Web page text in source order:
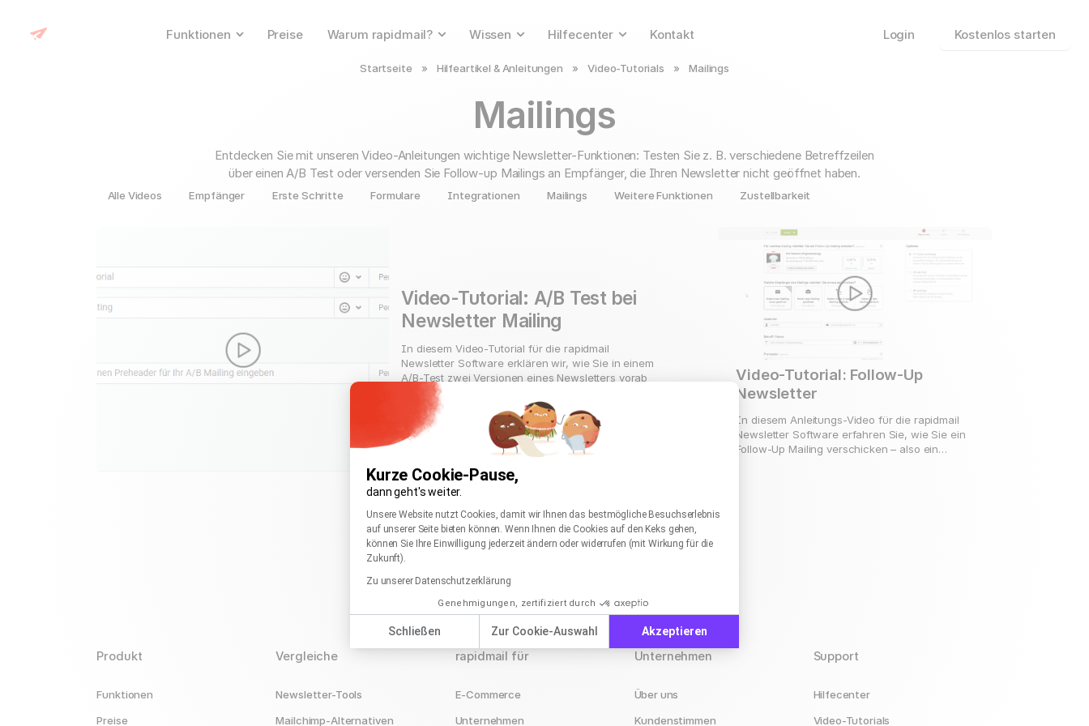
Kurze Cookie-Pause,
dann geht's weiter.
Einwilligungsmanagementplattform: Passen Sie Ihre Optionen an
Unsere Website nutzt Cookies, damit wir Ihnen das bestmögliche Besuchserlebnis
auf unserer Seite bieten können. Wenn Ihnen die Cookies auf den Keks gehen,
können Sie Ihre Einwilligung jederzeit ändern oder widerrufen (mit Wirkung für die
Zukunft).
Zu unserer Datenschutzerklärung
Genehmigungen, zertifiziert durch
Schließen Zur Cookie-Auswahl Akzeptieren
Axeptio consent
Funktionen Preise Warum rapidmail? Wissen Hilfecenter Kontakt Login Kostenlos starten
Startseite » Hilfeartikel & Anleitungen » Video-Tutorials » Mailings
Mailings
Entdecken Sie mit unseren Video-Anleitungen wichtige Newsletter-Funktionen: Testen Sie z. B. verschiedene Betreffzeilen
über einen A/B Test oder versenden Sie Follow-up Mailings an Empfänger, die Ihren Newsletter nicht geöffnet haben.
Alle Videos Empfänger Erste Schritte Formulare Integrationen Mailings Weitere Funktionen Zustellbarkeit
Video-Tutorial: A/B Test bei
Newsletter Mailing
In diesem Video-Tutorial für die rapidmail
Newsletter Software erklären wir, wie Sie in einem
A/B-Test zwei Versionen eines Newsletters vorab
an eine Testgruppe innerhalb der Empfängerliste
versenden können. Beim A/B-Test werden zwei
variierende (in Betreff und auf Wunsch auch in den
Absenderdaten) Versionen vorab an eine
Testgruppe innerhalb der Empfängerliste versendet.
Video-Tutorial: Follow-Up
Newsletter
In diesem Anleitungs-Video für die rapidmail
Newsletter Software erfahren Sie, wie Sie ein
Follow-Up Mailing verschicken – also ein
Produkt
Funktionen
Preise
Vergleiche
Newsletter-Tools
Mailchimp-Alternativen
rapidmail für
E-Commerce
Unternehmen
Unternehmen
Über uns
Kundenstimmen
Support
Hilfecenter
Video-Tutorials